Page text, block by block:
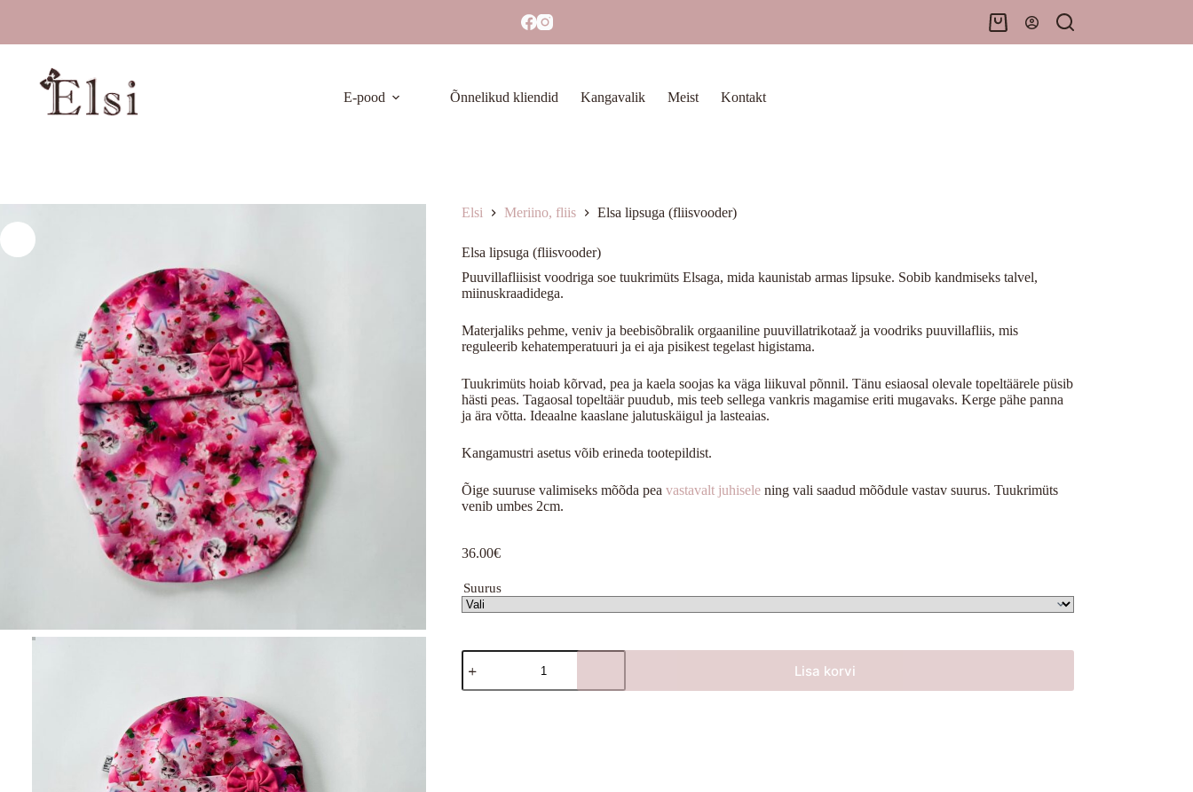
Shopping
cart
E-pood Õnnelikud kliendid Kangavalik Meist Kontakt
Elsi Meriino, fliis Elsa lipsuga (fliisvooder)
Elsa lipsuga (fliisvooder)
Puuvillafliisist voodriga soe tuukrimüts Elsaga, mida kaunistab armas lipsuke. Sobib kandmiseks talvel,
miinuskraadidega.
Materjaliks pehme, veniv ja beebisõbralik orgaaniline puuvillatrikotaaž ja voodriks puuvillafliis, mis
reguleerib kehatemperatuuri ja ei aja pisikest tegelast higistama.
Tuukrimüts hoiab kõrvad, pea ja kaela soojas ka väga liikuval põnnil. Tänu esiaosal olevale topeltäärele püsib
hästi peas. Tagaosal topeltäär puudub, mis teeb sellega vankris magamise eriti mugavaks. Kerge pähe panna
ja ära võtta. Ideaalne kaaslane jalutuskäigul ja lasteaias.
Kangamustri asetus võib erineda tootepildist.
Õige suuruse valimiseks mõõda pea vastavalt juhiselening vali saadud mõõdule vastav suurus. Tuukrimüts
venib umbes 2cm.
36.00€
Suurus
Elsa
lipsuga
(fliisvooder)
Lisa korvi